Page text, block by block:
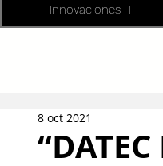
Innovaciones IT
8 oct 2021